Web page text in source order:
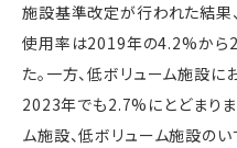
施設基準改定が行われた結果、
使用率は2019年の4.2%から
た。一方、低ボリューム施設
2023年でも2.7% にとどまり
ム施設、低ボリューム施設の